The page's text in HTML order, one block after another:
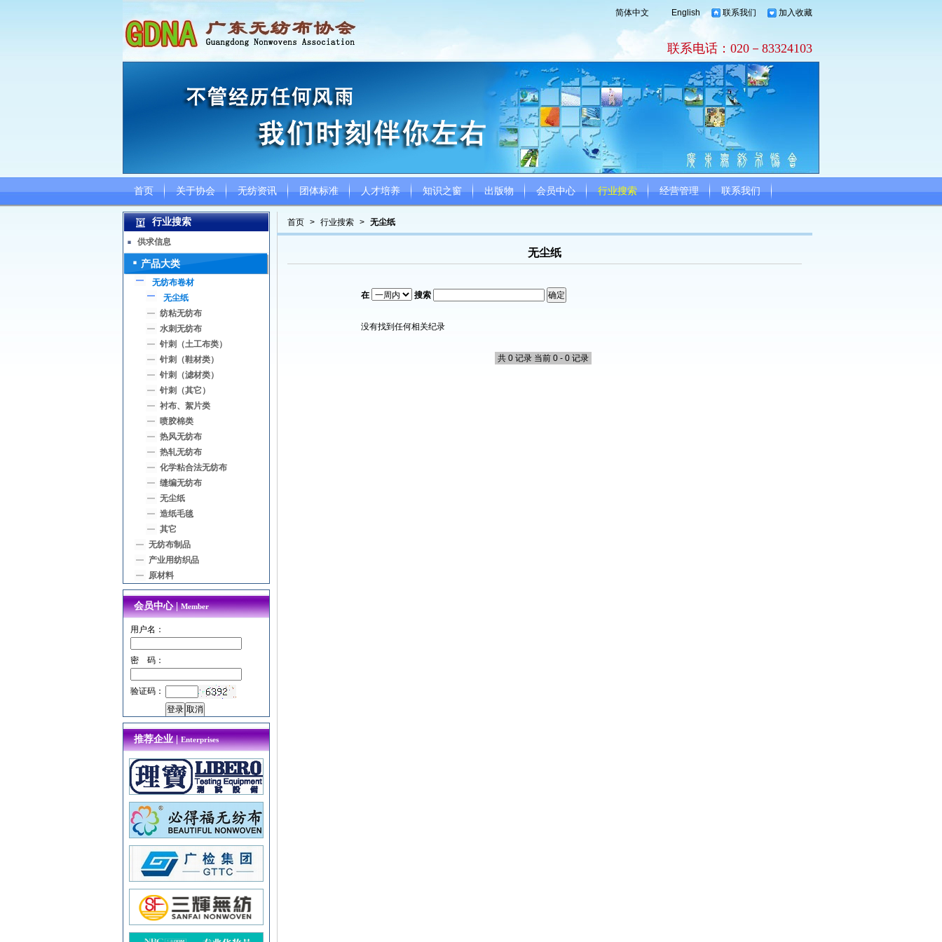
简体中文 English 联系我们 加入收藏
联系电话：020－83324103
首页 关于协会 无纺资讯 团体标准 人才培养 知识之窗 出版物 会员中心 行业搜索 经营管理 联系我们
首页 > 行业搜索 > 无尘纸
无尘纸
在 搜索
没有找到任何相关纪录
共 0 记录 当前 0 - 0 记录
行业搜索
供求信息
产品大类
无纺布卷材
无尘纸
纺粘无纺布
水刺无纺布
针刺（土工布类）
针刺（鞋材类）
针刺（滤材类）
针刺（其它）
衬布、絮片类
喷胶棉类
热风无纺布
热轧无纺布
化学粘合法无纺布
缝编无纺布
无尘纸
造纸毛毯
其它
无纺布制品
产业用纺织品
原材料
会员中心 |Member
用户名：
密 码：
验证码：
推荐企业 |Enterprises